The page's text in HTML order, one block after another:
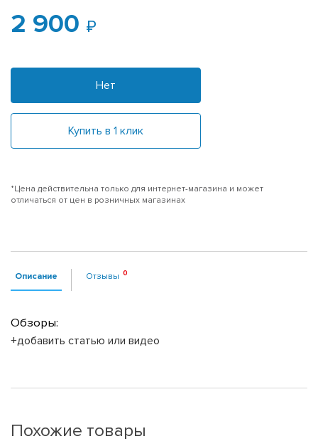
2 900
Нет
Купить в 1 клик
*Цена действительна только для интернет-магазина и может
отличаться от цен в розничных магазинах
Описание Отзывы
Обзоры:
+добавить статью или видео
Похожие товары